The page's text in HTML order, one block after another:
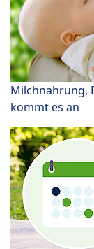
Milchnahrung,
kommt es an